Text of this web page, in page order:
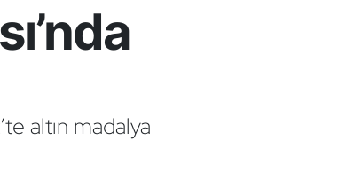
altın madalya